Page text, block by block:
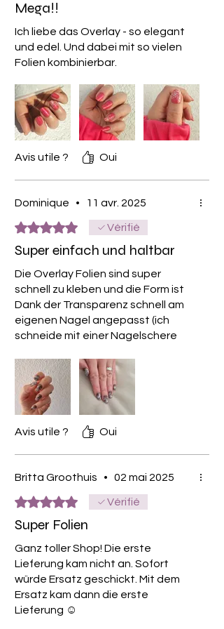
Mega!!
Ich liebe das Overlay - so elegant
und edel. Und dabei mit so vielen
Folien kombinierbar.
Avis utile ? Oui
Dominique • 11 avr. 2025
Noté 5 sur 5. Vérifié
Super einfach und haltbar
Die Overlay Folien sind super
schnell zu kleben und die Form ist
Dank der Transparenz schnell am
eigenen Nagel angepasst (ich
schneide mit einer Nagelschere
Nagelrands ab, dann muss ich
auch weniger nachfeilen).
Sie halten nicht nur sehr gut auf
klarem Base-Lack, sondern auch
auf Farbnagellacken, was noch
entstanden, . Ich bin sehr zufrieden
Avis utile ? Oui
Britta Groothuis • 02 mai 2025
Noté 5 sur 5. Vérifié
Super Folien
Ganz toller Shop! Die erste
Lieferung kam nicht an. Sofort
würde Ersatz geschickt. Mit dem
Ersatz kam dann die erste
Lieferung ☺️